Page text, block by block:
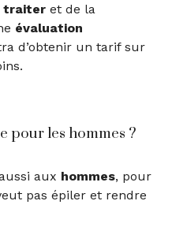
traiter et de la
évaluation
d’obtenir un tarif sur
pour les hommes ?
aux hommes, pour
pas épiler et rendre